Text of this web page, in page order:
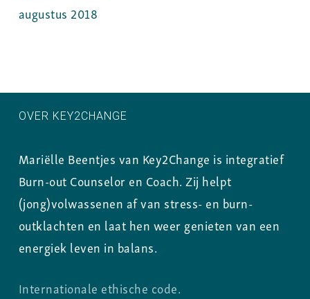
augustus 2018
OVER KEY2CHANGE
Mariëlle Beentjes van Key2Change is integratief
Burn-out Counselor en Coach. Zij helpt
(jong)volwassenen af van stress- en burn-
outklachten en laat hen weer genieten van een
energiek leven in balans.
Internationale ethische code.